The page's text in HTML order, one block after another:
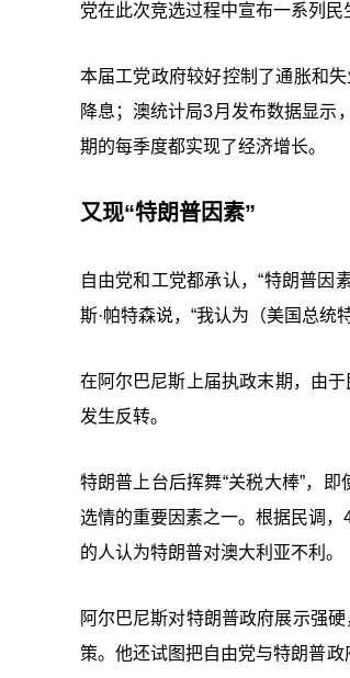
党在此次竞选过程中宣布一系列
本届工党政府较好控制了通胀和
降息；澳统计局3月发布数据显示
期的每季度都实现了经济增长。
又现“特朗普因素”
自由党和工党都承认，“特朗普因
斯·帕特森说，“我认为（美国总统
在阿尔巴尼斯上届执政末期，由
发生反转。
特朗普上台后挥舞“关税大棒”，
选情的重要因素之一。根据民调
的人认为特朗普对澳大利亚不利。
阿尔巴尼斯对特朗普政府展示强
策。他还试图把自由党与特朗普政